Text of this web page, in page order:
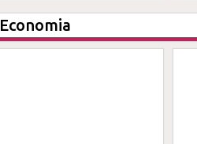
Economia